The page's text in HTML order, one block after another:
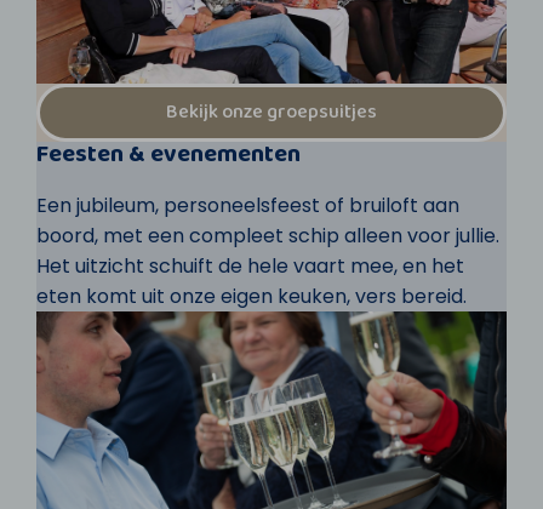
Bekijk onze groepsuitjes
Feesten & evenementen
Een jubileum, personeelsfeest of bruiloft aan
boord, met een compleet schip alleen voor jullie.
Het uitzicht schuift de hele vaart mee, en het
eten komt uit onze eigen keuken, vers bereid.